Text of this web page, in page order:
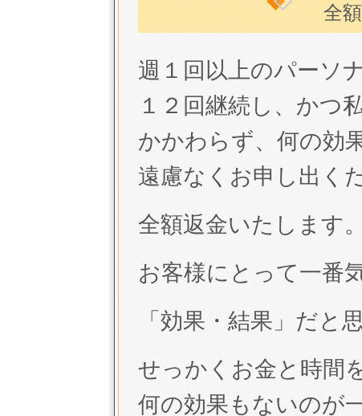
全
週１回以上のパーソ
１２回継続し、かつ
かかわらず、何の効
遠慮なくお申し出く
全額返金いたします。
お客様にとって一番
「効果・結果」だと
せっかくお金と時間
何の効果もないのが